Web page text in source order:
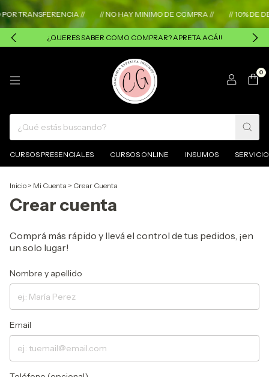
TRANSFERENCIA // // NO HAY MINIMO DE COMPRA // // 10% DE
¿QUERES SABER COMO COMPRAR? APRETA ACÁ!!
0
CURSOS PRESENCIALES CURSOS ONLINE INSUMOS
Inicio > Mi Cuenta > Crear Cuenta
Crear cuenta
Comprá más rápido y llevá el control de tus pedidos, ¡en
un solo lugar!
Nombre y apellido
Email